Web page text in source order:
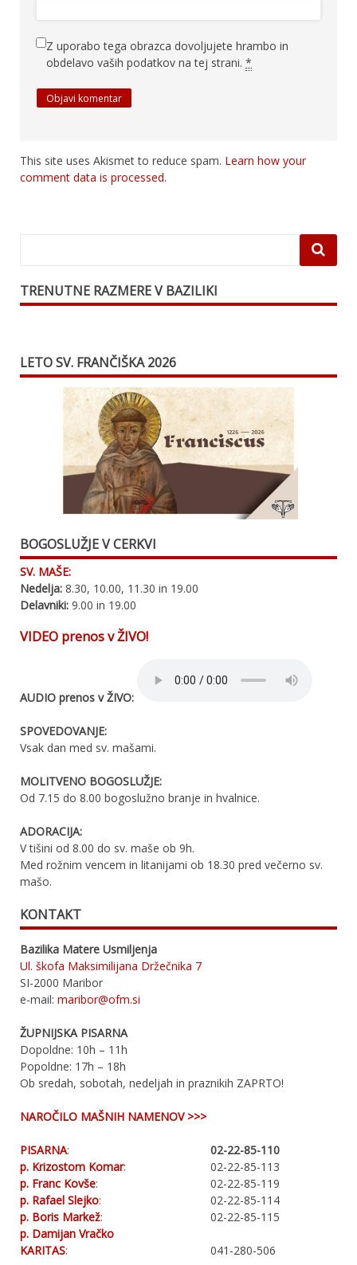
Z uporabo tega obrazca dovoljujete hrambo in
obdelavo vaših podatkov na tej strani. *
This site uses Akismet to reduce spam. Learn how your
comment data is processed.
TRENUTNE RAZMERE V BAZILIKI
LETO SV. FRANČIŠKA 2026
BOGOSLUŽJE V CERKVI
SV. MAŠE:
Nedelja: 8.30, 10.00, 11.30 in 19.00
Delavniki: 9.00 in 19.00
VIDEO prenos v ŽIVO!
AUDIO prenos v ŽIVO:
SPOVEDOVANJE:
Vsak dan med sv. mašami.
MOLITVENO BOGOSLUŽJE:
Od 7.15 do 8.00 bogoslužno branje in hvalnice.
ADORACIJA:
V tišini od 8.00 do sv. maše ob 9h.
Med rožnim vencem in litanijami ob 18.30 pred večerno sv.
mašo.
KONTAKT
Bazilika Matere Usmiljenja
Ul. škofa Maksimilijana Držečnika 7
SI-2000 Maribor
e-mail: maribor@ofm.si
ŽUPNIJSKA PISARNA
Dopoldne: 10h – 11h
Popoldne: 17h – 18h
Ob sredah, sobotah, nedeljah in praznikih ZAPRTO!
NAROČILO MAŠNIH NAMENOV >>>
PISARNA:
02-22-85-110
p. Krizostom Komar:
02-22-85-113
p. Franc Kovše:
02-22-85-119
p. Rafael Slejko:
02-22-85-114
p. Boris Markež:
02-22-85-115
p. Damijan Vračko
KARITAS: 041-280-506